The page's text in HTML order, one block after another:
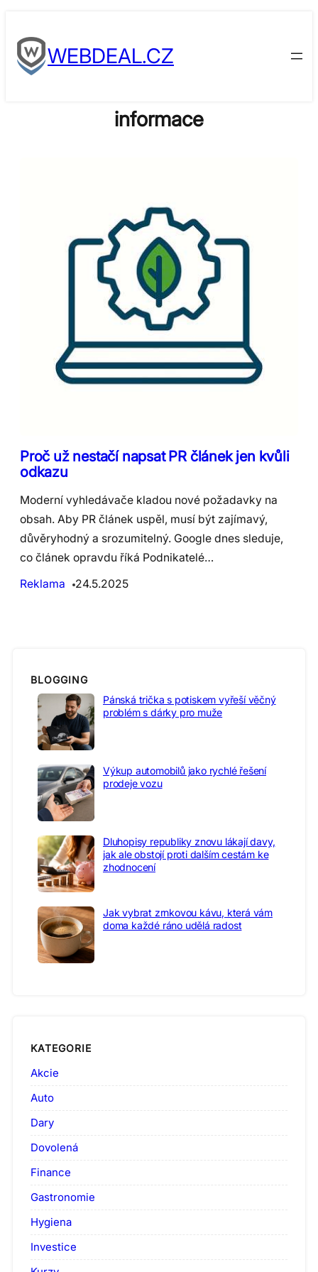
to
contentWEBDEAL.CZ
informace
Proč už nestačí napsat PR článek jen kvůli
odkazu
Moderní vyhledávače kladou nové požadavky na
obsah. Aby PR článek uspěl, musí být zajímavý,
důvěryhodný a srozumitelný. Google dnes sleduje,
co článek opravdu říká Podnikatelé…
Reklama
24.5.2025
BLOGGING
Pánská trička s potiskem vyřeší věčný
problém s dárky pro muže
Výkup automobilů jako rychlé řešení
prodeje vozu
Dluhopisy republiky znovu lákají davy,
jak ale obstojí proti dalším cestám ke
zhodnocení
Jak vybrat zrnkovou kávu, která vám
doma každé ráno udělá radost
KATEGORIE
Akcie
Auto
Dary
Dovolená
Finance
Gastronomie
Hygiena
Investice